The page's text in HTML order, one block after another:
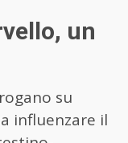
un
su
influenzare il